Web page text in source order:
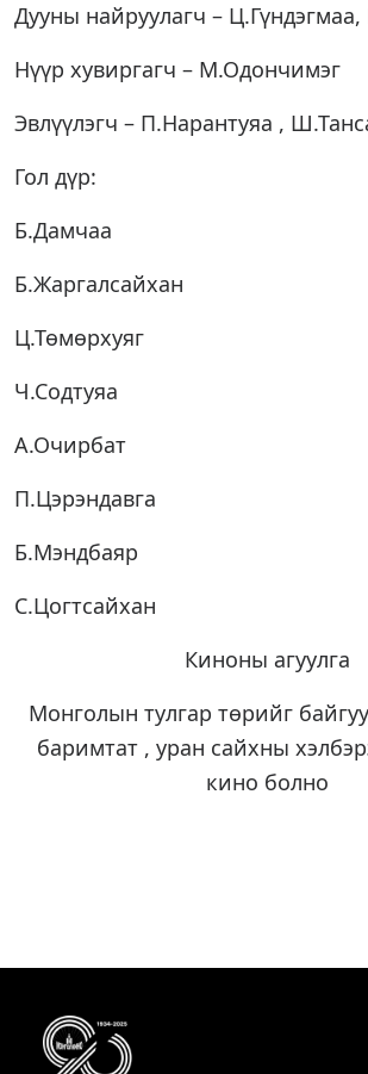
Дууны найруулагч –
Нүүр хувиргагч – М.Одончимэг
Эвлүүлэгч – П.Нарантуяа ,
Гол дүр:
Б.Дамчаа
Б.Жаргалсайхан
Ц.Төмөрхуяг
Ч.Содтуяа
А.Очирбат
П.Цэрэндавга
Б.Мэндбаяр
С.Цогтсайхан
Киноны агуулга
Монголын тулгар төрийг
баримтат , уран сайхны
кино болно